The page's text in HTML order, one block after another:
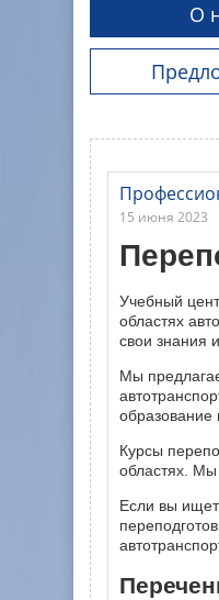
О
15 июня 2023
Учебный
областях
свои знания
Мы
образование
Курсы
областях. Мы
Если вы